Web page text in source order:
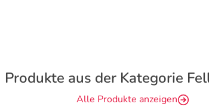
Produkte aus der Kategorie
Alle Produkte anzeigen